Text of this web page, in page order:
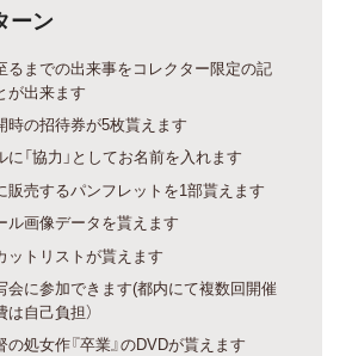
ーン
るまでの出来事をコレクター限定の記
が出来ます
時の招待券が5枚貰えます
「協力」としてお名前を入れます
販売するパンフレットを1部貰えます
ル画像データを貰えます
ットリストが貰えます
会に参加できます(都内にて複数回開催
自己負担）
処女作『卒業』のDVDが貰えます